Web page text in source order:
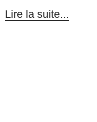
Lire la suite...